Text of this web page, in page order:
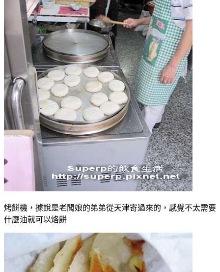
烤餅機，據說是老闆娘的弟弟從天津寄過來的，感覺不太需要
什麼油就可以烙餅